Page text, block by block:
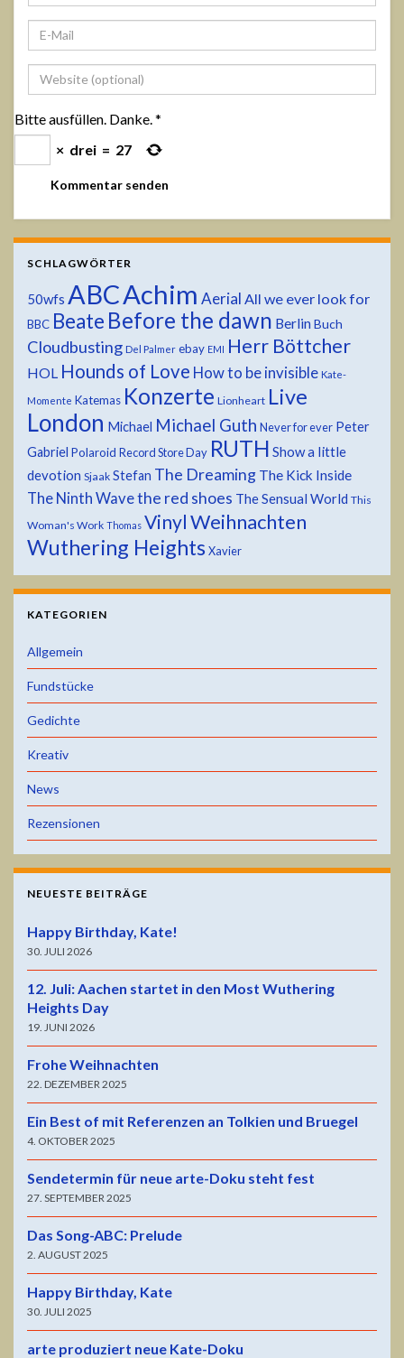
Bitte ausfüllen. Danke.*
× drei = 27
SCHLAGWÖRTER
50wfs ABCAchim Aerial All we ever look for
BBC Beate Before the dawn Berlin Buch
Cloudbusting Del Palmer ebay EMI Herr Böttcher
HOL Hounds of Love How to be invisible Kate-
Momente Katemas Konzerte Lionheart Live
London Michael Michael Guth Never for ever Peter
Gabriel Polaroid Record Store Day RUTH Show a little
devotion Sjaak Stefan The Dreaming The Kick Inside
The Ninth Wavethe red shoes The Sensual World This
Woman's Work Thomas VinylWeihnachten
Wuthering Heights Xavier
KATEGORIEN
Allgemein
Fundstücke
Gedichte
Kreativ
News
Rezensionen
NEUESTE BEITRÄGE
Happy Birthday, Kate!
30. JULI 2026
12. Juli: Aachen startet in den Most Wuthering
Heights Day
19. JUNI 2026
Frohe Weihnachten
22. DEZEMBER 2025
Ein Best of mit Referenzen an Tolkien und Bruegel
4. OKTOBER 2025
Sendetermin für neue arte-Doku steht fest
27. SEPTEMBER 2025
Das Song-ABC: Prelude
2. AUGUST 2025
Happy Birthday, Kate
30. JULI 2025
arte produziert neue Kate-Doku